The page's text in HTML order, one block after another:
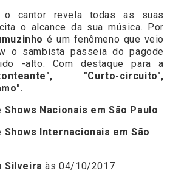
cantor revela todas as suas
o alcance da sua música. Por
é um fenômeno que veio
o sambista passeia do pagode
-alto. Com destaque para a
"Curto-circuito",
Nacionais em São Paulo
Internacionais em São
Silveira às 04/10/2017